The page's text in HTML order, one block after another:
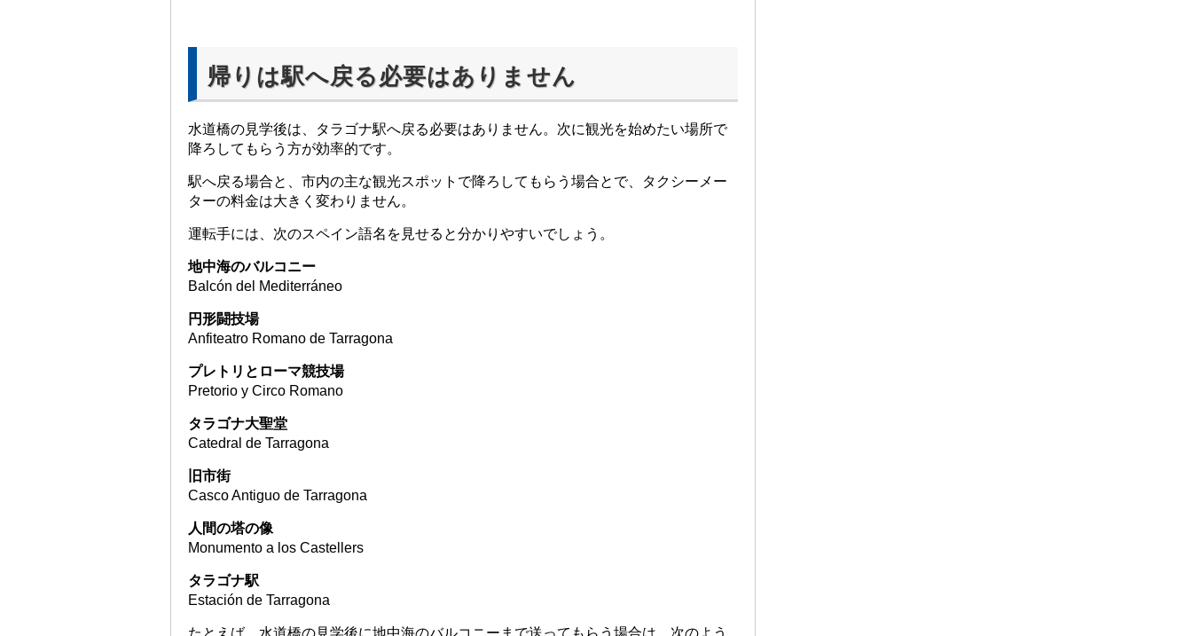
帰りは駅へ戻る必要はありません
水道橋の見学後は、タラゴナ駅へ戻る必要はありません。次に観光を始めたい場所で
降ろしてもらう方が効率的です。
駅へ戻る場合と、市内の主な観光スポットで降ろしてもらう場合とで、タクシーメー
ターの料金は大きく変わりません。
運転手には、次のスペイン語名を見せると分かりやすいでしょう。
地中海のバルコニー
Balcón del Mediterráneo
円形闘技場
Anfiteatro Romano de Tarragona
プレトリとローマ競技場
Pretorio y Circo Romano
タラゴナ大聖堂
Catedral de Tarragona
旧市街
Casco Antiguo de Tarragona
人間の塔の像
Monumento a los Castellers
タラゴナ駅
Estación de Tarragona
たとえば、水道橋の見学後に地中海のバルコニーまで送ってもらう場合は、次のよう